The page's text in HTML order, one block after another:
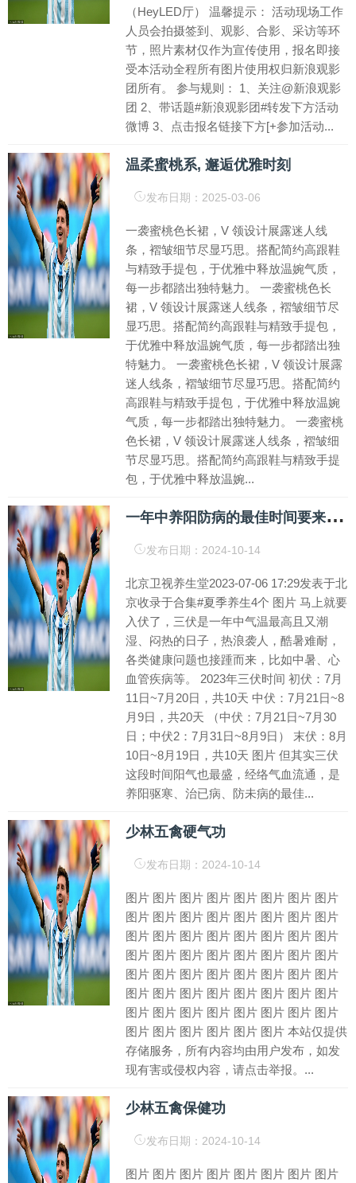
（HeyLED厅） 温馨提示： 活动现场工作
人员会拍摄签到、观影、合影、采访等环
节，照片素材仅作为宣传使用，报名即接
受本活动全程所有图片使用权归新浪观影
团所有。 参与规则： 1、关注@新浪观影
团 2、带话题#新浪观影团#转发下方活动
微博 3、点击报名链接下方[+参加活动...
温柔蜜桃系, 邂逅优雅时刻
发布日期：2025-03-06
一袭蜜桃色长裙，V 领设计展露迷人线
条，褶皱细节尽显巧思。搭配简约高跟鞋
与精致手提包，于优雅中释放温婉气质，
每一步都踏出独特魅力。 一袭蜜桃色长
裙，V 领设计展露迷人线条，褶皱细节尽
显巧思。搭配简约高跟鞋与精致手提包，
于优雅中释放温婉气质，每一步都踏出独
特魅力。 一袭蜜桃色长裙，V 领设计展露
迷人线条，褶皱细节尽显巧思。搭配简约
高跟鞋与精致手提包，于优雅中释放温婉
气质，每一步都踏出独特魅力。 一袭蜜桃
色长裙，V 领设计展露迷人线条，褶皱细
节尽显巧思。搭配简约高跟鞋与精致手提
包，于优雅中释放温婉...
一
年中养阳防病的最佳时间要来了！收好这份三伏天养生秘笈，错过再等一年
发布日期：2024-10-14
北京卫视养生堂2023-07-06 17:29发表于北
京收录于合集#夏季养生4个 图片 马上就要
入伏了，三伏是一年中气温最高且又潮
湿、闷热的日子，热浪袭人，酷暑难耐，
各类健康问题也接踵而来，比如中暑、心
血管疾病等。 2023年三伏时间 初伏：7月
11日~7月20日，共10天 中伏：7月21日~8
月9日，共20天 （中伏：7月21日~7月30
日；中伏2：7月31日~8月9日） 末伏：8月
10日~8月19日，共10天 图片 但其实三伏
这段时间阳气也最盛，经络气血流通，是
养阳驱寒、治已病、防未病的最佳...
少林五禽硬气功
发布日期：2024-10-14
图片 图片 图片 图片 图片 图片 图片 图片
图片 图片 图片 图片 图片 图片 图片 图片
图片 图片 图片 图片 图片 图片 图片 图片
图片 图片 图片 图片 图片 图片 图片 图片
图片 图片 图片 图片 图片 图片 图片 图片
图片 图片 图片 图片 图片 图片 图片 图片
图片 图片 图片 图片 图片 图片 图片 图片
图片 图片 图片 图片 图片 图片 本站仅提供
存储服务，所有内容均由用户发布，如发
现有害或侵权内容，请点击举报。...
少林五禽保健功
发布日期：2024-10-14
图片 图片 图片 图片 图片 图片 图片 图片